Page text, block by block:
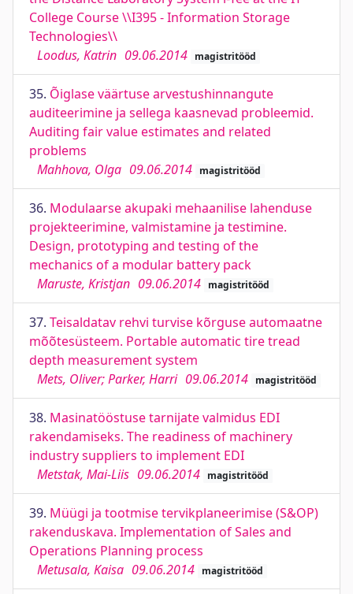
College Course \\I395 - Information Storage
Technologies\\
Loodus, Katrin 09.06.2014 magistritööd
35. Õiglase väärtuse arvestushinnangute
auditeerimine ja sellega kaasnevad probleemid.
Auditing fair value estimates and related
problems
Mahhova, Olga 09.06.2014 magistritööd
36. Modulaarse akupaki mehaanilise lahenduse
projekteerimine, valmistamine ja testimine.
Design, prototyping and testing of the
mechanics of a modular battery pack
Maruste, Kristjan 09.06.2014 magistritööd
37. Teisaldatav rehvi turvise kõrguse automaatne
mõõtesüsteem. Portable automatic tire tread
depth measurement system
Mets, Oliver; Parker, Harri 09.06.2014 magistritööd
38. Masinatööstuse tarnijate valmidus EDI
rakendamiseks. The readiness of machinery
industry suppliers to implement EDI
Metstak, Mai-Liis 09.06.2014 magistritööd
39. Müügi ja tootmise tervikplaneerimise (S&OP)
rakenduskava. Implementation of Sales and
Operations Planning process
Metusala, Kaisa 09.06.2014 magistritööd